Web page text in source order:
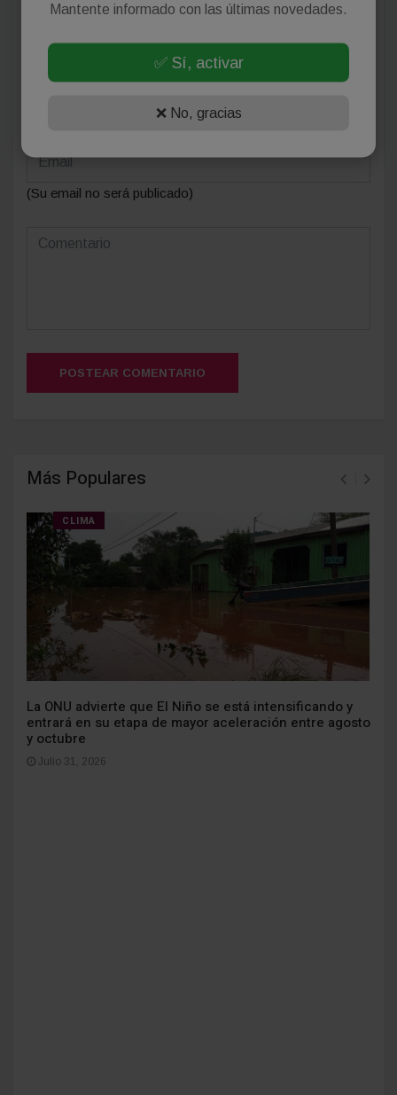
Deja tu comentario
(Su email no será publicado)
POSTEAR COMENTARIO
Más Populares
CLIMA
La ONU advierte que El Niño se está intensificando y
entrará en su etapa de mayor aceleración entre agosto
y octubre
Julio 31, 2026
Mantente informado con las últimas novedades.
✅ Sí, activar
❌ No, gracias